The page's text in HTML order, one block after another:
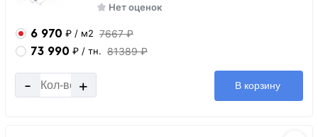
Нет оценок
6 970 ₽ / м2 7667 ₽
73 990 ₽ / тн. 81389 ₽
- + В корзину